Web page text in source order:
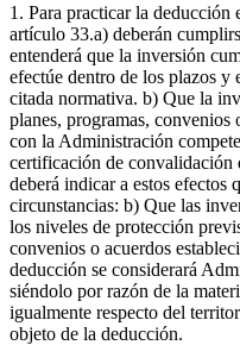
1. Para practicar la deducción
artículo 33.a) deberán
entenderá que la inversión
efectúe dentro de los plazos y
citada normativa. b) Que la
planes, programas, convenios
con la Administración
certificación de convalidación
deberá indicar a estos efectos
circunstancias: b) Que las
los niveles de protección
convenios o acuerdos
deducción se considerará
siéndolo por razón de la
igualmente respecto del
objeto de la deducción.